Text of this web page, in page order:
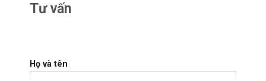
Tư vấn
Họ và tên